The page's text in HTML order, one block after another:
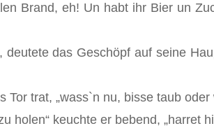
Brand, eh! Un habt ihr Bier un
das Geschöpf auf seine
trat, „wass`n nu, bisse taub oder
holen“ keuchte er bebend, „harret